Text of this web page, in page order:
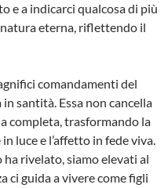
e a indicarci qualcosa di più
eterna, riflettendo il
comandamenti del
santità. Essa non cancella
completa, trasformando la
luce e l’affetto in fede viva.
rivelato, siamo elevati al
ci guida a vivere come figli